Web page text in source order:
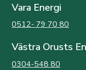
Vara Energi
0512- 79 70 80
Västra Orusts
0304-548 80